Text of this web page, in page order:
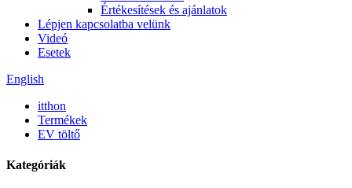
Értékesítések és ajánlatok
Lépjen kapcsolatba velünk
Videó
Esetek
English
itthon
Termékek
EV töltő
Kategóriák